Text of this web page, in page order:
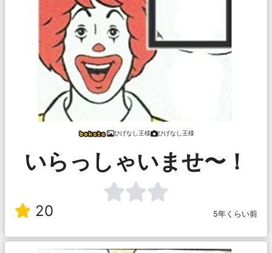
ひげなし王様 ひげなし王様
いらっしゃいませ〜！
20 5年くらい前